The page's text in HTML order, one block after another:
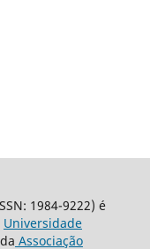
1984-9222) é
Universidade
Associação